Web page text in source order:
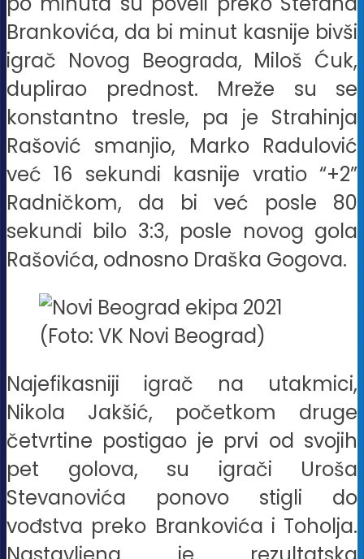
Brankovića, da bi minut kasnije bivši
igrač Novog Beograda, Miloš Ćuk,
duplirao prednost. Mreže su se
konstantno tresle, pa je Strahinja
Rašović smanjio, Marko Radulović
već 16 sekundi kasnije vratio “+2”
Radničkom, da bi već posle 80
sekundi bilo 3:3, posle novog gola
Rašovića, odnosno Draška Gogova.
(Foto: VK Novi Beograd)
Najefikasniji igrač na utakmici,
Nikola Jakšić, početkom druge
četvrtine postigao je prvi od svojih
pet golova, su igrači Uroša
Stevanovića ponovo stigli do
vođstva preko Brankovića i Toholja.